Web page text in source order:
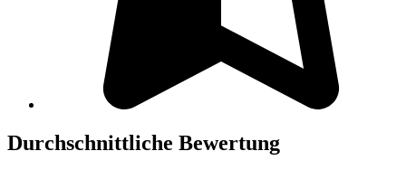
Durchschnittliche Bewertung